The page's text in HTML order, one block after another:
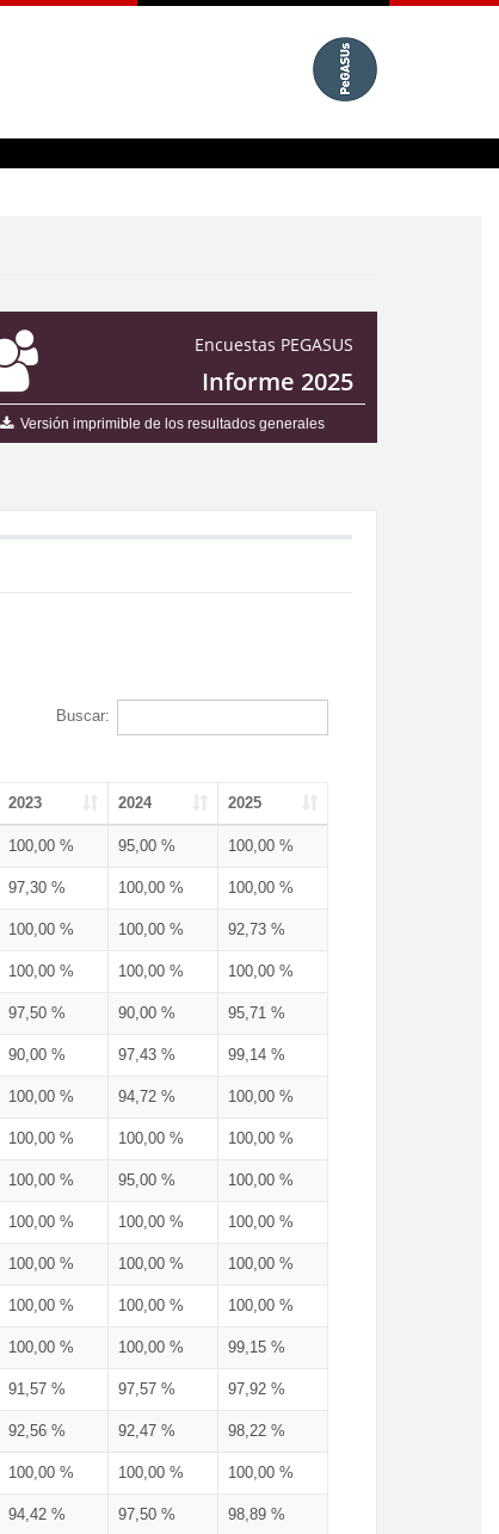
Encuestas PEGASUS
Informe 2025
Versión imprimible de los resultados generales
Buscar:
2023 2024 2025
100,00 % 95,00 % 100,00 %
97,30 % 100,00 % 100,00 %
100,00 % 100,00 % 92,73 %
100,00 % 100,00 % 100,00 %
97,50 % 90,00 % 95,71 %
90,00 % 97,43 % 99,14 %
100,00 % 94,72 % 100,00 %
100,00 % 100,00 % 100,00 %
100,00 % 95,00 % 100,00 %
100,00 % 100,00 % 100,00 %
100,00 % 100,00 % 100,00 %
100,00 % 100,00 % 100,00 %
100,00 % 100,00 % 99,15 %
91,57 % 97,57 % 97,92 %
92,56 % 92,47 % 98,22 %
100,00 % 100,00 % 100,00 %
94,42 % 97,50 % 98,89 %